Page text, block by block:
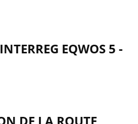
EQWOS 5 -
DE LA ROUTE